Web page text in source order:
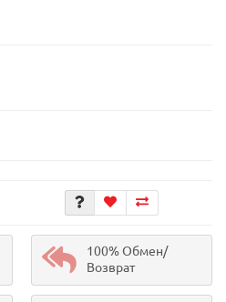
100% Обмен/
Возврат